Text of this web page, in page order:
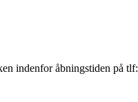
indenfor åbningstiden på tlf: